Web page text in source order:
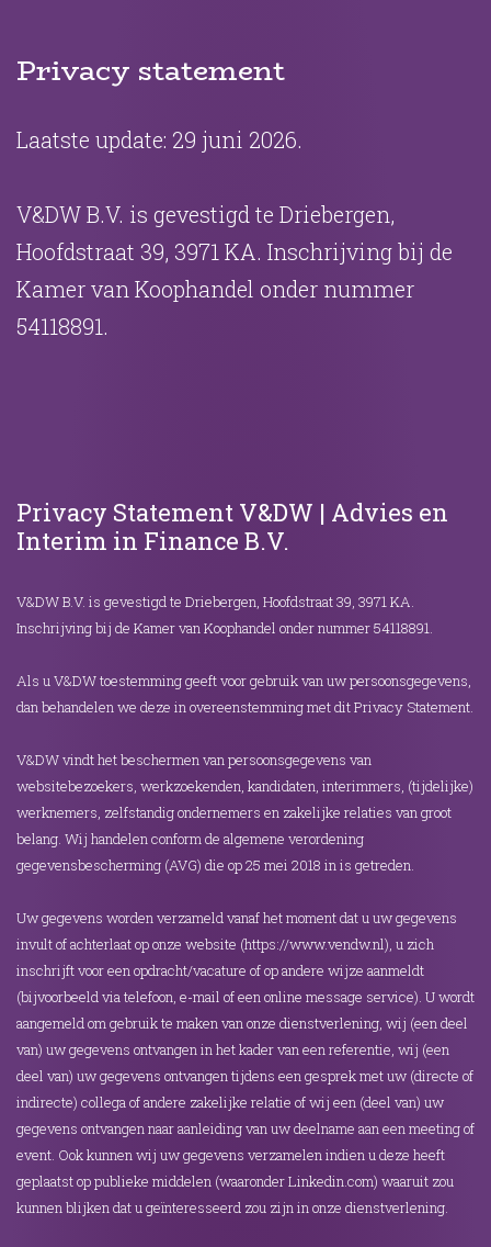
Privacy statement
Laatste update: 29 juni 2026.
V&DW B.V. is gevestigd te Driebergen,
Hoofdstraat 39, 3971 KA. Inschrijving bij de
Kamer van Koophandel onder nummer
54118891.
Privacy Statement V&DW | Advies en
Interim in Finance B.V.
V&DW B.V. is gevestigd te Driebergen, Hoofdstraat 39, 3971 KA.
Inschrijving bij de Kamer van Koophandel onder nummer 54118891.
Als u V&DW toestemming geeft voor gebruik van uw persoonsgegevens,
dan behandelen we deze in overeenstemming met dit Privacy Statement.
V&DW vindt het beschermen van persoonsgegevens van
websitebezoekers, werkzoekenden, kandidaten, interimmers, (tijdelijke)
werknemers, zelfstandig ondernemers en zakelijke relaties van groot
belang. Wij handelen conform de algemene verordening
gegevensbescherming (AVG) die op 25 mei 2018 in is getreden.
Uw gegevens worden verzameld vanaf het moment dat u uw gegevens
invult of achterlaat op onze website (https://www.vendw.nl), u zich
inschrijft voor een opdracht/vacature of op andere wijze aanmeldt
(bijvoorbeeld via telefoon, e-mail of een online message service). U wordt
aangemeld om gebruik te maken van onze dienstverlening, wij (een deel
van) uw gegevens ontvangen in het kader van een referentie, wij (een
deel van) uw gegevens ontvangen tijdens een gesprek met uw (directe of
indirecte) collega of andere zakelijke relatie of wij een (deel van) uw
gegevens ontvangen naar aanleiding van uw deelname aan een meeting of
event. Ook kunnen wij uw gegevens verzamelen indien u deze heeft
geplaatst op publieke middelen (waaronder Linkedin.com) waaruit zou
kunnen blijken dat u geïnteresseerd zou zijn in onze dienstverlening.